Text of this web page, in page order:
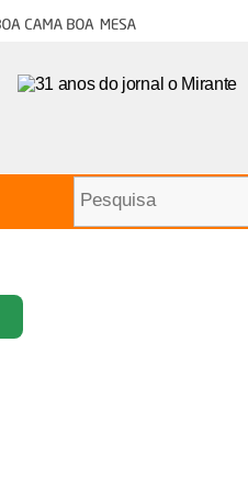
cama boa mesa